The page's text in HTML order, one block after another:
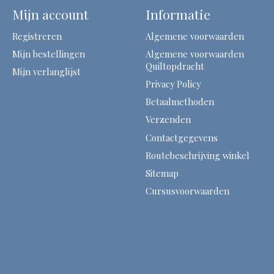
Mijn account
Registreren
Mijn bestellingen
Mijn verlanglijst
Informatie
Algemene voorwaarden
Algemene voorwaarden
Quiltopdracht
Privacy Policy
Betaalmethoden
Verzenden
Contactgegevens
Routebeschrijving winkel
Sitemap
Cursusvoorwaarden